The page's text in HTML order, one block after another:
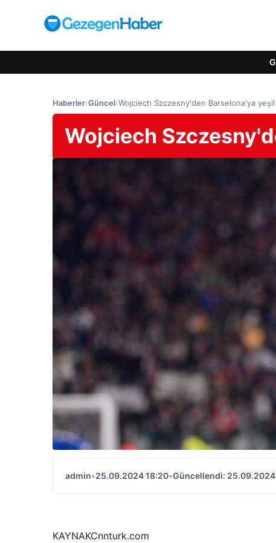
Haberler›Güncel›Wojciech Szczesny'den Barselona'ya yeşil
Wojciech
admin•25.09.2024 18:20•Güncellendi:
KAYNAKCnnturk.com